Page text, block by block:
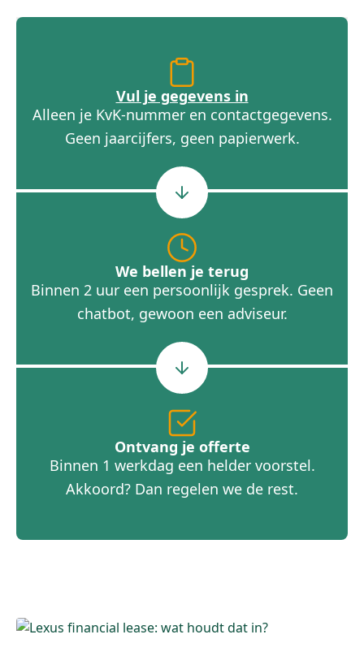
Vul je gegevens in
Alleen je KvK-nummer en contactgegevens.
Geen jaarcijfers, geen papierwerk.
We bellen je terug
Binnen 2 uur een persoonlijk gesprek. Geen
chatbot, gewoon een adviseur.
Ontvang je offerte
Binnen 1 werkdag een helder voorstel.
Akkoord? Dan regelen we de rest.